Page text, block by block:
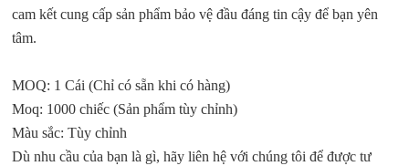
cam kết cung cấp sản phẩm bảo vệ đầu đáng tin cậy để bạn yên
tâm.
MOQ: 1 Cái (Chỉ có sẵn khi có hàng)
Moq: 1000 chiếc (Sản phẩm tùy chỉnh)
Màu sắc: Tùy chỉnh
Dù nhu cầu của bạn là gì, hãy liên hệ với chúng tôi để được tư